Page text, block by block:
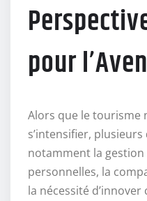
pour
Alors que le tourisme
s’intensifier,
notamment la gestion
personnelles, la
la nécessité